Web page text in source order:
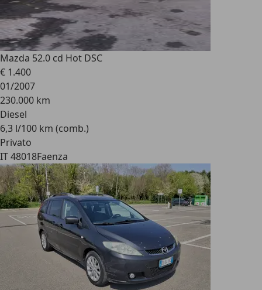
Mazda 52.0 cd Hot DSC
€ 1.400
01/2007
230.000 km
Diesel
6,3 l/100 km (comb.)
Privato
IT 48018Faenza